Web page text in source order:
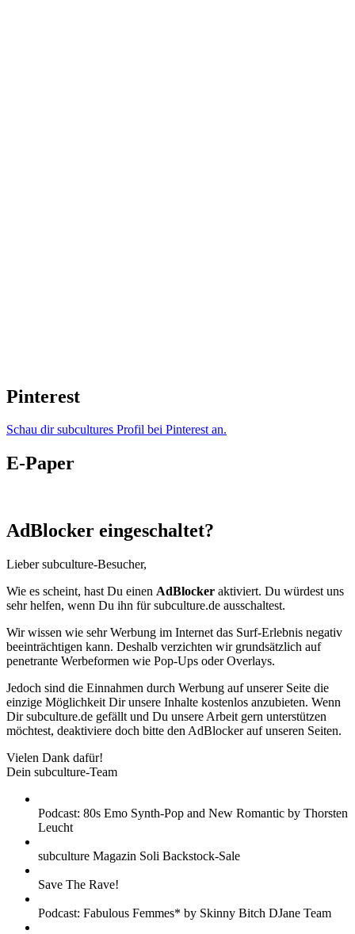
Pinterest
Schau dir subcultures Profil bei Pinterest an.
E-Paper
AdBlocker eingeschaltet?
Lieber subculture-Besucher,
Wie es scheint, hast Du einen AdBlocker aktiviert. Du würdest uns
sehr helfen, wenn Du ihn für subculture.de ausschaltest.
Wir wissen wie sehr Werbung im Internet das Surf-Erlebnis negativ
beeinträchtigen kann. Deshalb verzichten wir grundsätzlich auf
penetrante Werbeformen wie Pop-Ups oder Overlays.
Jedoch sind die Einnahmen durch Werbung auf unserer Seite die
einzige Möglichkeit Dir unsere Inhalte kostenlos anzubieten. Wenn
Dir subculture.de gefällt und Du unsere Arbeit gern unterstützen
möchtest, deaktiviere doch bitte den AdBlocker auf unseren Seiten.
Vielen Dank dafür!
Dein subculture-Team
Podcast: 80s Emo Synth-Pop and New Romantic by Thorsten
Leucht
subculture Magazin Soli Backstock-Sale
Save The Rave!
Podcast: Fabulous Femmes* by Skinny Bitch DJane Team